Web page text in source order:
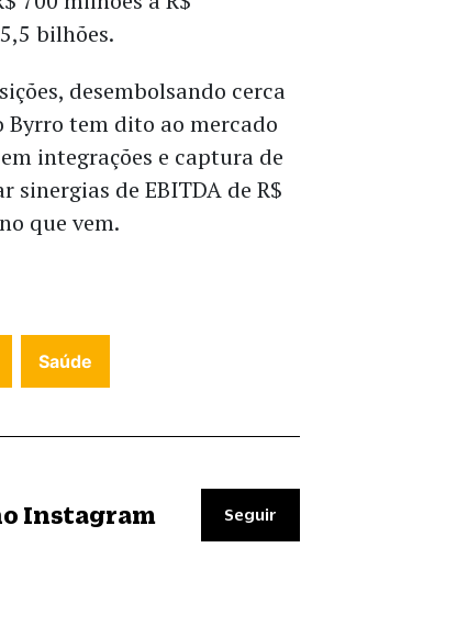
bilhões.
desembolsando cerca
Byrro tem dito ao mercado
integrações e captura de
sinergias de EBITDA de R$
que vem.
Saúde
Instagram Seguir